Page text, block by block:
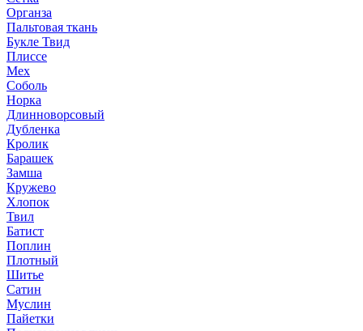
Органза
Пальтовая ткань
Букле Твид
Плиссе
Мех
Соболь
Норка
Длинноворсовый
Дубленка
Кролик
Барашек
Замша
Кружево
Хлопок
Твил
Батист
Поплин
Плотный
Шитье
Сатин
Муслин
Пайетки